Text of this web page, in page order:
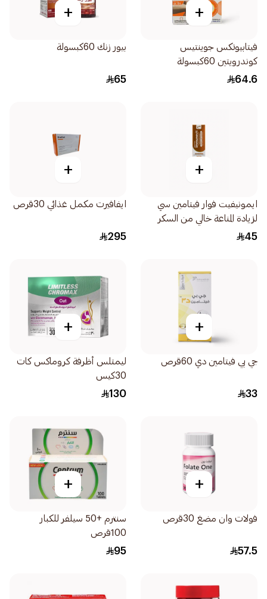
+
فيتابيوتكس جوينتيس
كوندرويتين 60كبسولة
64.6
+
بيور زنك 60كبسولة
65
+
ايمونيفيت فوار فيتامين سي
لزيادة المناعة خالي من السكر
20قرص
45
+
ايفافيرت مكمل غذائي 30قرص
295
+
جي بي فيتامين دي 60قرص
33
+
ليمتلس أظرفة كروماكس كات
30كيس
130
+
فولات وان مضغ 30قرص
57.5
+
سنترم +50 سيلفر للكبار
100قرص
95